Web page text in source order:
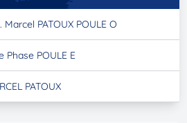
PATOUX POULE O
Phase POULE E
PATOUX